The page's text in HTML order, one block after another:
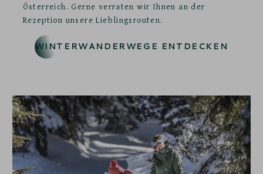
Österreich. Gerne verraten wir Ihnen an der
Rezeption unsere Lieblingsrouten.
WINTERWANDERWEGE ENTDECKEN